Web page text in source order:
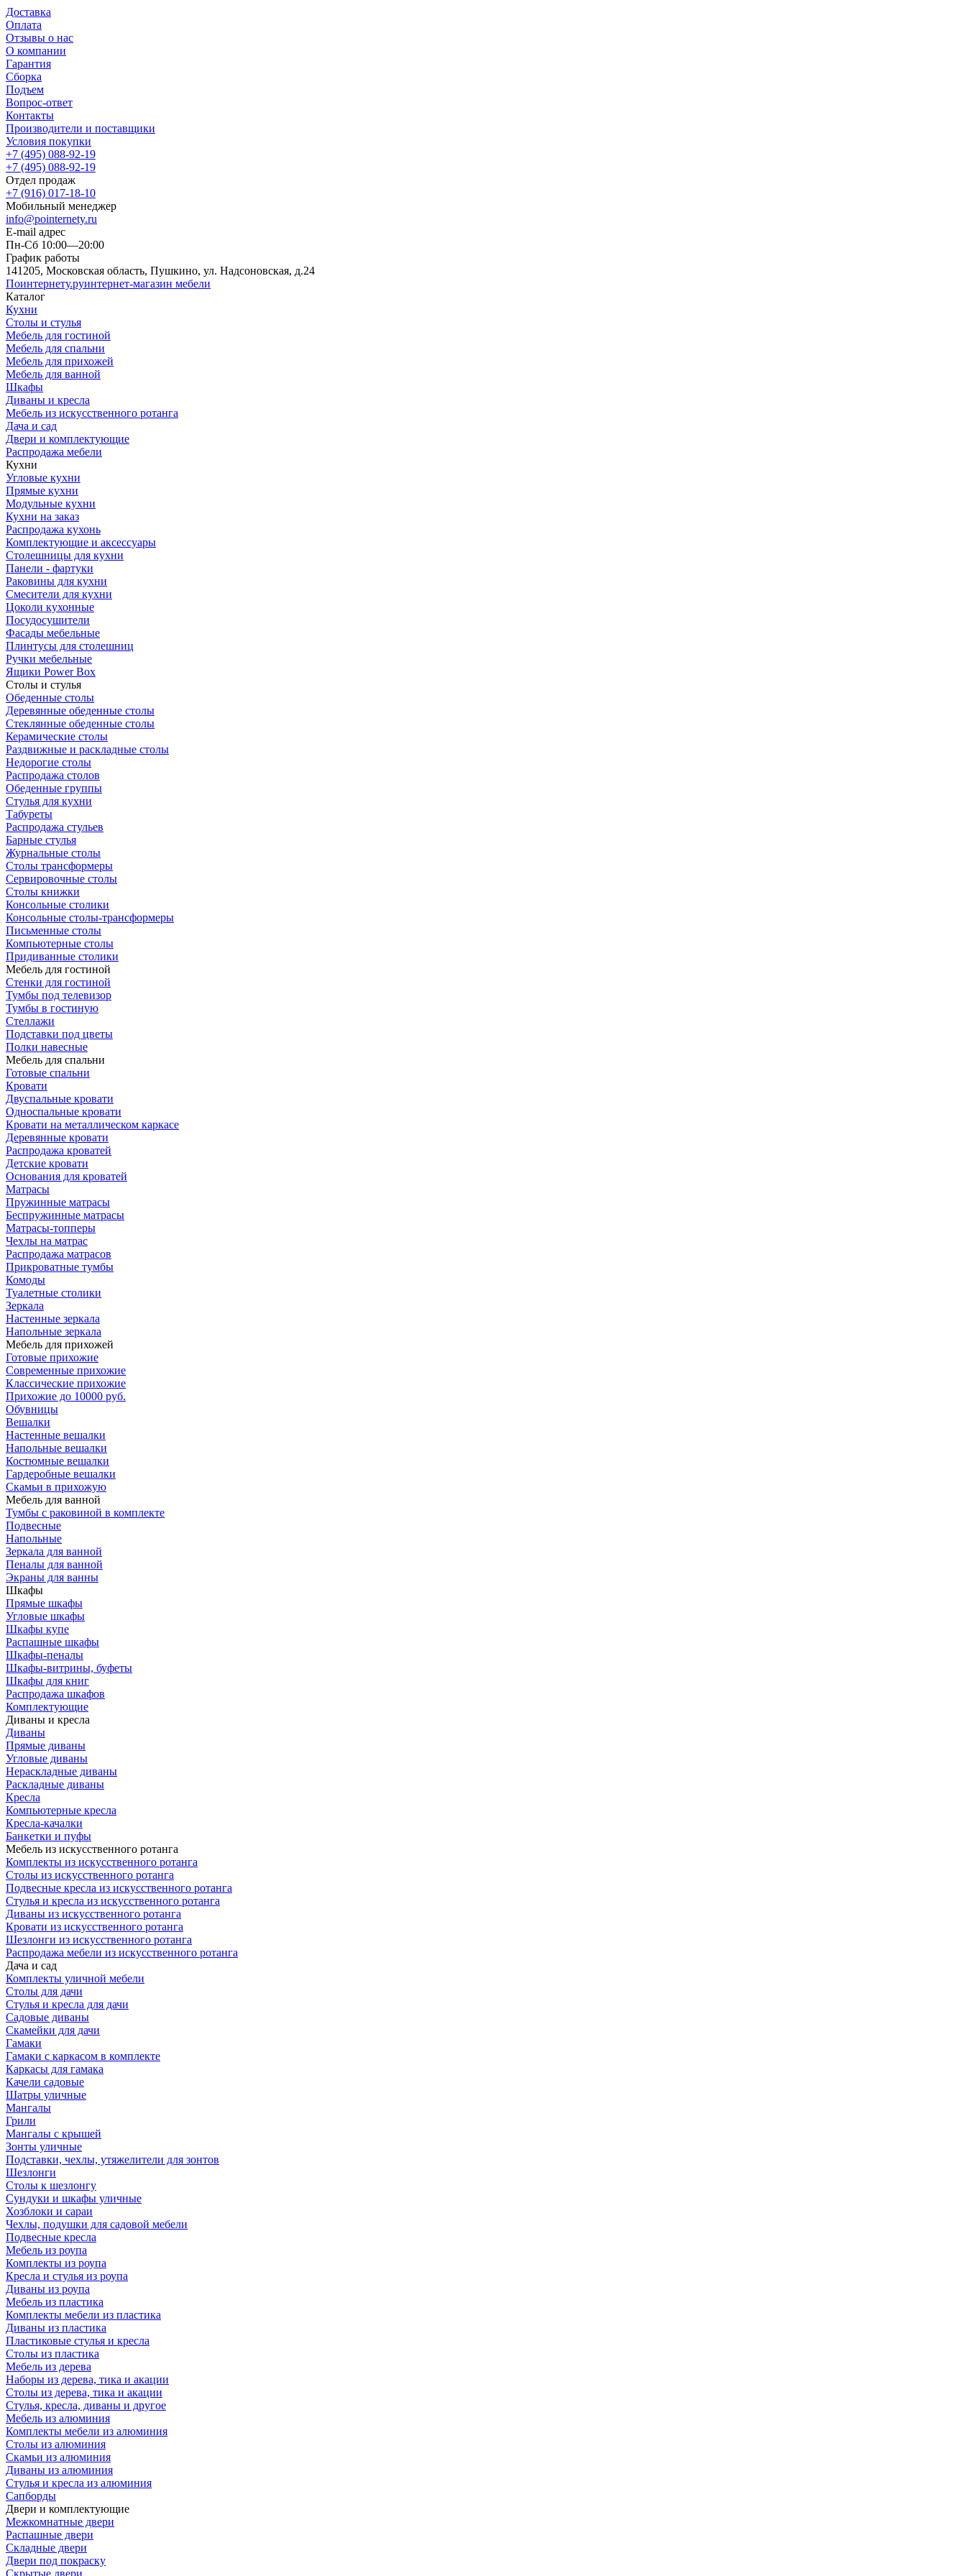
Доставка
Оплата
Отзывы о нас
О компании
Гарантия
Сборка
Подъем
Вопрос-ответ
Контакты
Производители и поставщики
Условия покупки
+7 (495) 088-92-19
+7 (495) 088-92-19
Отдел продаж
+7 (916) 017-18-10
Мобильный менеджер
info@pointernety.ru
E-mail адрес
Пн-Сб 10:00—20:00
График работы
141205, Московская область, Пушкино, ул. Надсоновская, д.24
Поинтернету.руинтернет-магазин мебели
Каталог
Кухни
Столы и стулья
Мебель для гостиной
Мебель для спальни
Мебель для прихожей
Мебель для ванной
Шкафы
Диваны и кресла
Мебель из искусственного ротанга
Дача и сад
Двери и комплектующие
Распродажа мебели
Кухни
Угловые кухни
Прямые кухни
Модульные кухни
Кухни на заказ
Распродажа кухонь
Комплектующие и аксессуары
Столешницы для кухни
Панели - фартуки
Раковины для кухни
Смесители для кухни
Цоколи кухонные
Посудосушители
Фасады мебельные
Плинтусы для столешниц
Ручки мебельные
Ящики Power Box
Столы и стулья
Обеденные столы
Деревянные обеденные столы
Стеклянные обеденные столы
Керамические столы
Раздвижные и раскладные столы
Недорогие столы
Распродажа столов
Обеденные группы
Стулья для кухни
Табуреты
Распродажа стульев
Барные стулья
Журнальные столы
Столы трансформеры
Сервировочные столы
Столы книжки
Консольные столики
Консольные столы-трансформеры
Письменные столы
Компьютерные столы
Придиванные столики
Мебель для гостиной
Стенки для гостиной
Тумбы под телевизор
Тумбы в гостиную
Стеллажи
Подставки под цветы
Полки навесные
Мебель для спальни
Готовые спальни
Кровати
Двуспальные кровати
Односпальные кровати
Кровати на металлическом каркасе
Деревянные кровати
Распродажа кроватей
Детские кровати
Основания для кроватей
Матрасы
Пружинные матрасы
Беспружинные матрасы
Матрасы-топперы
Чехлы на матрас
Распродажа матрасов
Прикроватные тумбы
Комоды
Туалетные столики
Зеркала
Настенные зеркала
Напольные зеркала
Мебель для прихожей
Готовые прихожие
Современные прихожие
Классические прихожие
Прихожие до 10000 руб.
Обувницы
Вешалки
Настенные вешалки
Напольные вешалки
Костюмные вешалки
Гардеробные вешалки
Скамьи в прихожую
Мебель для ванной
Тумбы c раковиной в комплекте
Подвесные
Напольные
Зеркала для ванной
Пеналы для ванной
Экраны для ванны
Шкафы
Прямые шкафы
Угловые шкафы
Шкафы купе
Распашные шкафы
Шкафы-пеналы
Шкафы-витрины, буфеты
Шкафы для книг
Распродажа шкафов
Комплектующие
Диваны и кресла
Диваны
Прямые диваны
Угловые диваны
Нераскладные диваны
Раскладные диваны
Кресла
Компьютерные кресла
Кресла-качалки
Банкетки и пуфы
Мебель из искусственного ротанга
Комплекты из искусственного ротанга
Столы из искусственного ротанга
Подвесные кресла из искусственного ротанга
Стулья и кресла из искусственного ротанга
Диваны из искусственного ротанга
Кровати из искусственного ротанга
Шезлонги из искусственного ротанга
Распродажа мебели из искусственного ротанга
Дача и сад
Комплекты уличной мебели
Столы для дачи
Стулья и кресла для дачи
Садовые диваны
Скамейки для дачи
Гамаки
Гамаки с каркасом в комплекте
Каркасы для гамака
Качели садовые
Шатры уличные
Мангалы
Грили
Мангалы с крышей
Зонты уличные
Подставки, чехлы, утяжелители для зонтов
Шезлонги
Столы к шезлонгу
Сундуки и шкафы уличные
Хозблоки и сараи
Чехлы, подушки для садовой мебели
Подвесные кресла
Мебель из роупа
Комплекты из роупа
Кресла и стулья из роупа
Диваны из роупа
Мебель из пластика
Комплекты мебели из пластика
Диваны из пластика
Пластиковые стулья и кресла
Столы из пластика
Мебель из дерева
Наборы из дерева, тика и акации
Столы из дерева, тика и акации
Стулья, кресла, диваны и другое
Мебель из алюминия
Комплекты мебели из алюминия
Столы из алюминия
Скамьи из алюминия
Диваны из алюминия
Стулья и кресла из алюминия
Сапборды
Двери и комплектующие
Межкомнатные двери
Распашные двери
Складные двери
Двери под покраску
Скрытые двери